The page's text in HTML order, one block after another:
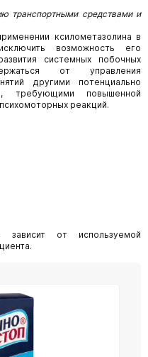
транспортными средствами и
ксилометазолина в
возможность его
системных побочных
от управления
другими потенциально
требующими повышенной
реакций.
зависит от используемой